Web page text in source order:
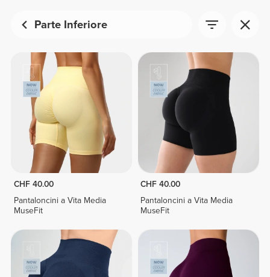
Parte Inferiore
CHF 40.00
Pantaloncini a Vita Media
MuseFit
CHF 40.00
Pantaloncini a Vita Media
MuseFit